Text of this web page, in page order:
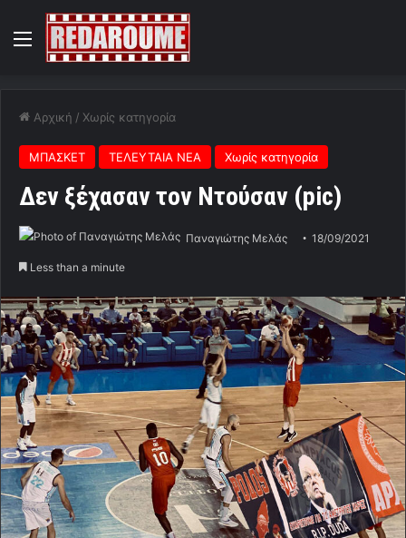
Menu
Αρχική / Χωρίς κατηγορία
ΜΠΑΣΚΕΤ ΤΕΛΕΥΤΑΙΑ ΝΕΑ Χωρίς κατηγορία
Δεν ξέχασαν τον Ντούσαν (pic)
Παναγιώτης Μελάς 18/09/2021
Less than a minute